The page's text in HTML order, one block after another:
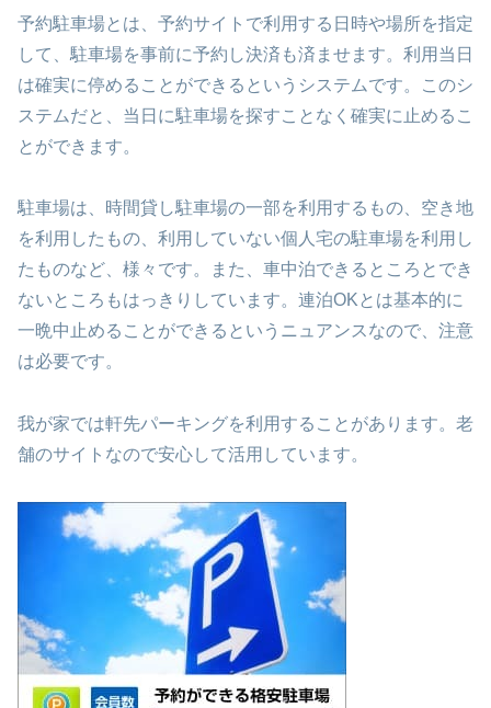
予約駐車場とは、予約サイトで利用する日時や場所を指定
して、駐車場を事前に予約し決済も済ませます。利用当日
は確実に停めることができるというシステムです。このシ
ステムだと、当日に駐車場を探すことなく確実に止めるこ
とができます。
駐車場は、時間貸し駐車場の一部を利用するもの、空き地
を利用したもの、利用していない個人宅の駐車場を利用し
たものなど、様々です。また、車中泊できるところとでき
ないところもはっきりしています。連泊OKとは基本的に
一晩中止めることができるというニュアンスなので、注意
は必要です。
我が家では軒先パーキングを利用することがあります。老
舗のサイトなので安心して活用しています。